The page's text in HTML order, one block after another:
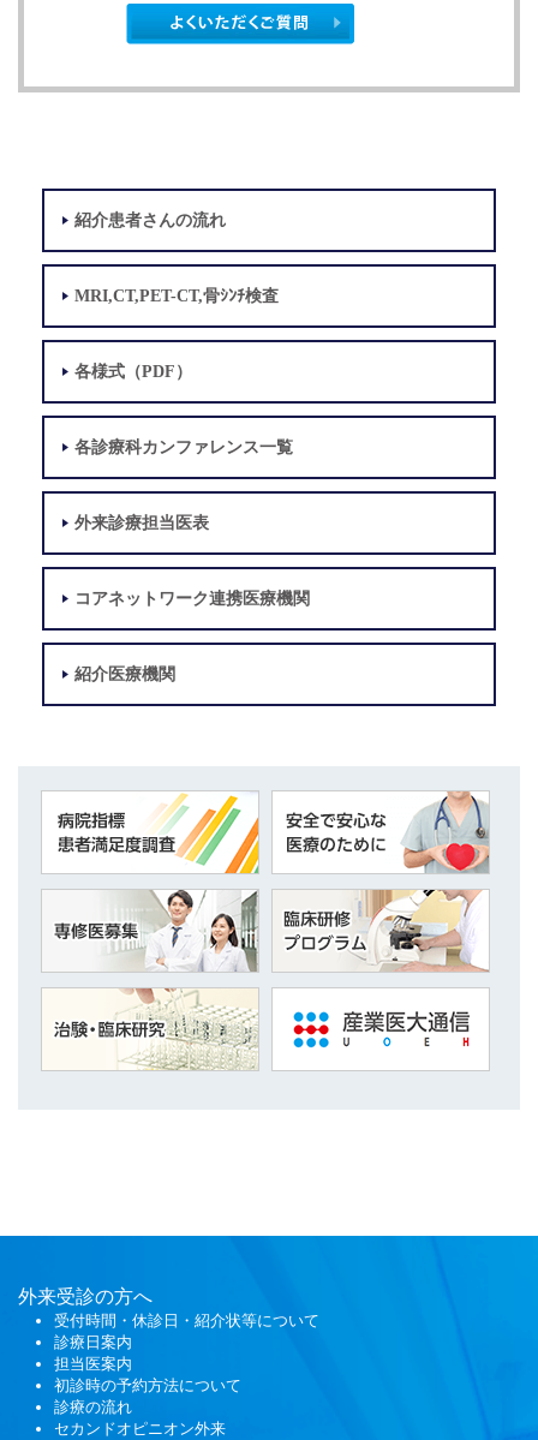
紹介患者さんの流れ
MRI,CT,PET-CT,骨ｼﾝﾁ検査
各様式（PDF）
各診療科カンファレンス一覧
外来診療担当医表
コアネットワーク連携医療機関
紹介医療機関
外来受診の方へ
受付時間・休診日・紹介状等について
診療日案内
担当医案内
初診時の予約方法について
診療の流れ
セカンドオピニオン外来